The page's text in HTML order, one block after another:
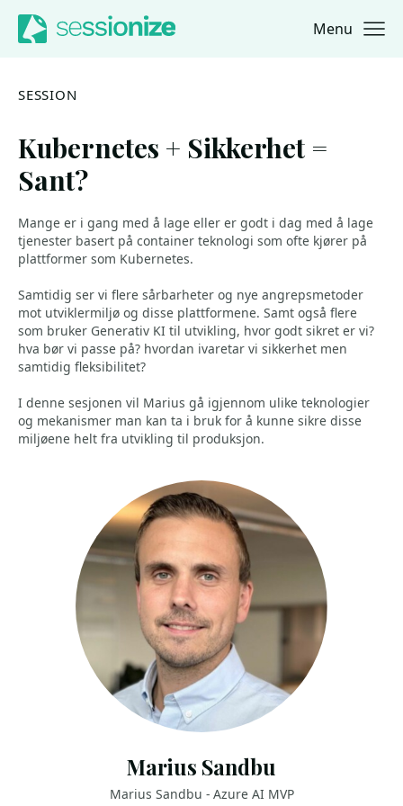
Jump to navigation
Jump to content Menu
SESSION
Kubernetes + Sikkerhet =
Sant?
Mange er i gang med å lage eller er godt i dag med å lage
tjenester basert på container teknologi som ofte kjører på
plattformer som Kubernetes.
Samtidig ser vi flere sårbarheter og nye angrepsmetoder
mot utviklermiljø og disse plattformene. Samt også flere
som bruker Generativ KI til utvikling, hvor godt sikret er vi?
hva bør vi passe på? hvordan ivaretar vi sikkerhet men
samtidig fleksibilitet?
I denne sesjonen vil Marius gå igjennom ulike teknologier
og mekanismer man kan ta i bruk for å kunne sikre disse
miljøene helt fra utvikling til produksjon.
Marius Sandbu
Marius Sandbu - Azure AI MVP